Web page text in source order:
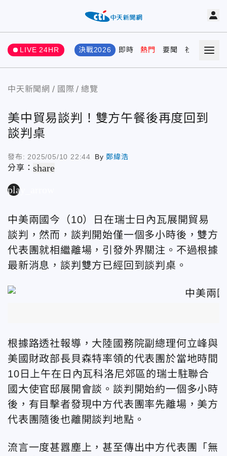
LIVE 24HR 決戰2026 即時 熱門 要聞 社會 娛樂
中天新聞網 國際 總覽
美中貿易談判！雙方午餐後再度回到
談判桌
發布: 2025/05/10 22:44 By鄭緯浩
分享：share
play_arrow
中美兩國今（10）日在瑞士日內瓦展開貿易
談判，然而，談判開始僅一個多小時後，雙方
代表團就相繼離場，引發外界關注。不過根據
最新消息， 談判 雙方已經回到談判桌。
根據路透社報導，大陸國務院副總理何立峰與
美國財政部長貝森特率領的代表團於當地時間
10日上午在日內瓦科洛尼郊區的瑞士駐聯合
國大使官邸展開會談。談判開始約一個多小時
後，有目擊者發現中方代表團率先離場，美方
代表團隨後也離開談判地點。
流言一度甚囂塵上，甚至傳出中方代表團
「無